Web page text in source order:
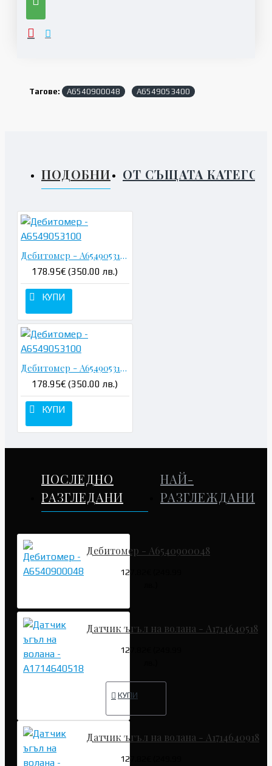
Тагове: A6540900048 A6549053400
ПОДОБНИ ОТ СЪЩАТА
Дебитомер - A6549053100
178.95€ (350.00 лв.)
КУПИ
Дебитомер - A6549053100
178.95€ (350.00 лв.)
КУПИ
ПОСЛЕДНО
РАЗГЛЕДАНИ
НАЙ-
РАЗГЛЕЖДАНИ
Дебитомер - A6540900048
127.82€ (249.99
Датчик ъгъл на волана - A1714640518
127.82€ (249.99
КУПИ
Датчик ъгъл на волана - A1714640918
127.82€ (249.99